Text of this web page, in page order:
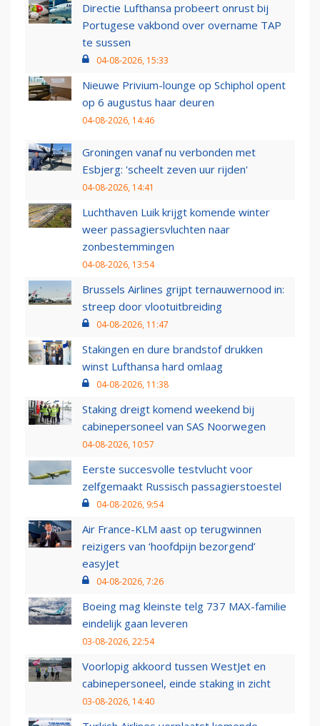
Directie Lufthansa probeert onrust bij
Portugese vakbond over overname TAP
te sussen
04-08-2026, 15:33
Nieuwe Privium-lounge op Schiphol opent
op 6 augustus haar deuren
04-08-2026, 14:46
Groningen vanaf nu verbonden met
Esbjerg: 'scheelt zeven uur rijden'
04-08-2026, 14:41
Luchthaven Luik krijgt komende winter
weer passagiersvluchten naar
zonbestemmingen
04-08-2026, 13:54
Brussels Airlines grijpt ternauwernood in:
streep door vlootuitbreiding
04-08-2026, 11:47
Stakingen en dure brandstof drukken
winst Lufthansa hard omlaag
04-08-2026, 11:38
Staking dreigt komend weekend bij
cabinepersoneel van SAS Noorwegen
04-08-2026, 10:57
Eerste succesvolle testvlucht voor
zelfgemaakt Russisch passagierstoestel
04-08-2026, 9:54
Air France-KLM aast op terugwinnen
reizigers van ‘hoofdpijn bezorgend’
easyJet
04-08-2026, 7:26
Boeing mag kleinste telg 737 MAX-familie
eindelijk gaan leveren
03-08-2026, 22:54
Voorlopig akkoord tussen WestJet en
cabinepersoneel, einde staking in zicht
03-08-2026, 14:40